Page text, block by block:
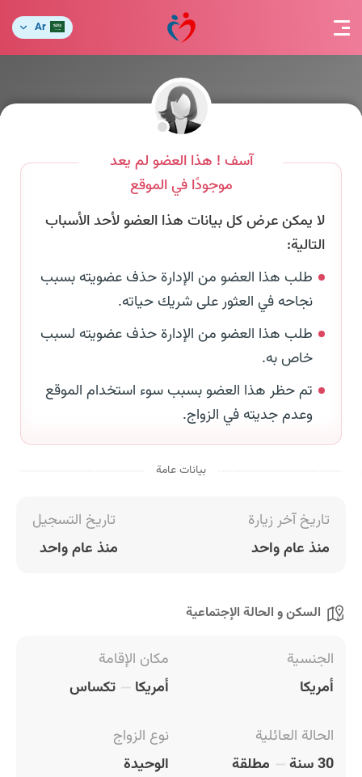
Ar
آسف ! هذا العضو لم يعد
موجودًا في الموقع
لا يمكن عرض كل بيانات هذا العضو لأحد الأسباب
التالية:
طلب هذا العضو من الإدارة حذف عضويته بسبب
نجاحه في العثور على شريك حياته.
طلب هذا العضو من الإدارة حذف عضويته لسبب
خاص به.
تم حظر هذا العضو بسبب سوء استخدام الموقع
وعدم جديته في الزواج.
بيانات عامة
تاريخ آخر زيارة
منذ عام واحد
تاريخ التسجيل
منذ عام واحد
السكن و الحالة الإجتماعية
الجنسية
أمريكا
مكان الإقامة
أمريكا
تكساس
الحالة العائلية
30 سنة
مطلقة
نوع الزواج
الوحيدة